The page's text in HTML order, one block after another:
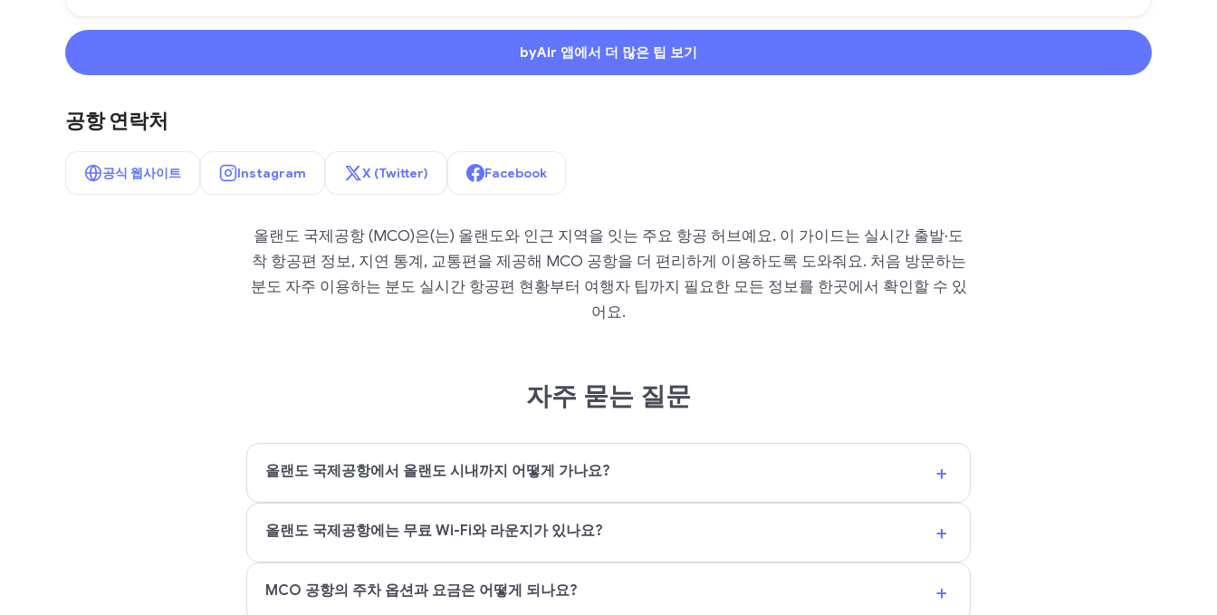
byAir 앱에서 더 많은 팁 보기
공항 연락처
공식 웹사이트 Instagram X (Twitter) Facebook
올랜도 국제공항 (MCO)은(는) 올랜도와 인근 지역을 잇는 주요 항공 허브예요. 이 가이드는 실시간 출발·도
착 항공편 정보, 지연 통계, 교통편을 제공해 MCO 공항을 더 편리하게 이용하도록 도와줘요. 처음 방문하는
분도 자주 이용하는 분도 실시간 항공편 현황부터 여행자 팁까지 필요한 모든 정보를 한곳에서 확인할 수 있
어요.
자주 묻는 질문
올랜도 국제공항에서 올랜도 시내까지 어떻게 가나요? +
올랜도 국제공항에는 무료 Wi-Fi와 라운지가 있나요? +
MCO 공항의 주차 옵션과 요금은 어떻게 되나요? +